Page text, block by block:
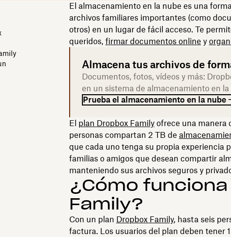
El almacenamiento en la nube es una
archivos familiares importantes (como
otros) en un lugar de fácil acceso. Te
queridos, firmar documentos online y
Almacena tus archivos de
Documentos, fotos, vídeos y más:
en un sistema de almacenamiento en
Prueba el almacenamiento en la nube
El plan Dropbox Familyofrece una manera
personas compartan 2 TB de
que cada uno tenga su propia experiencia
familias o amigos que desean compartir
manteniendo sus archivos seguros y
¿Cómo
Family?
Con un plan Dropbox Family, hasta seis
factura. Los usuarios del plan deben tener